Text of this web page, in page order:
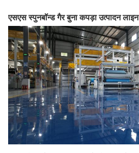
एसएस स्पुनबॉन्ड गैर बुना कपड़ा उत्पादन लाइन